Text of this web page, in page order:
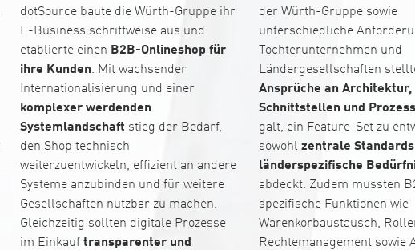
dotSource baute die Würth-Gruppe ihr
E-Business schrittweise aus und
etablierte einen B2B-Onlineshop für
ihre Kunden. Mit wachsender
Internationalisierung und einer
komplexer werdenden
Systemlandschaft stieg der Bedarf,
den Shop technisch
weiterzuentwickeln, effizient an andere
Systeme anzubinden und für weitere
Gesellschaften nutzbar zu machen.
Gleichzeitig sollten digitale Prozesse
im Einkauf transparenter und
der Würth-Gruppe sowie
unterschiedliche
Tochterunternehmen und
Ländergesellschaften
Ansprüche an Architektur,
Schnittstellen und
galt, ein Feature-Set zu
sowohlzentrale Standards
länderspezifische
abdeckt. Zudem mussten
spezifische Funktionen wie
Warenkorbaustausch,
Rechtemanagement sowie